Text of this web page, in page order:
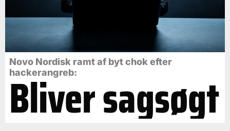
Novo Nordisk ramt af byt chok efter
hackerangreb:
Bliver sagsøgt